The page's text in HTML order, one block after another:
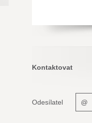
Kontaktovat
Odesílatel